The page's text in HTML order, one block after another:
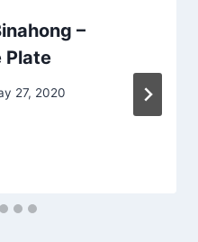
–
Plate
27, 2020